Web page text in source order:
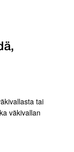
tai
väkivallan